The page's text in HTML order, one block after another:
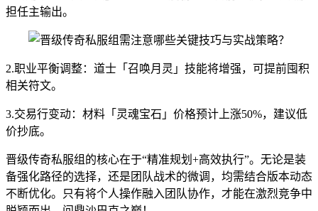
担任主输出。
2.职业平衡调整：道士「召唤月灵」技能将增强，可提前囤积
相关符文。
3.交易行变动：材料「灵魂宝石」价格预计上涨50%，建议低
价抄底。
晋级传奇私服组的核心在于“精准规划+高效执行”。无论是装
备强化路径的选择，还是团队战术的微调，均需结合版本动态
不断优化。只有将个人操作融入团队协作，才能在激烈竞争中